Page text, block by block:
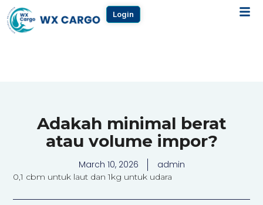
Login
Adakah minimal berat
atau volume impor?
March 10, 2026 admin
0,1 cbm untuk laut dan 1kg untuk udara